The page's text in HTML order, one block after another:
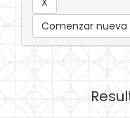
Comenzar nueva